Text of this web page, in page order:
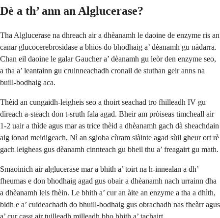
Dè a th’ ann an Alglucerase?
Tha Alglucerase na dhreach air a dhèanamh le daoine de enzyme ris an
canar glucocerebrosidase a bhios do bhodhaig a’ dèanamh gu nàdarra.
Chan eil daoine le galar Gaucher a’ dèanamh gu leòr den enzyme seo,
a tha a’ leantainn gu cruinneachadh cronail de stuthan geir anns na
buill-bodhaig aca.
Thèid an cungaidh-leigheis seo a thoirt seachad tro fhilleadh IV gu
dìreach a-steach don t-sruth fala agad. Bheir am pròiseas timcheall air
1-2 uair a thìde agus mar as trice thèid a dhèanamh gach dà sheachdain
aig ionad meidigeach. Nì an sgioba cùram slàinte agad sùil gheur ort rè
gach leigheas gus dèanamh cinnteach gu bheil thu a’ freagairt gu math.
Smaoinich air alglucerase mar a bhith a’ toirt na h-innealan a dh’
fheumas e don bhodhaig agad gus obair a dhèanamh nach urrainn dha
a dhèanamh leis fhèin. Le bhith a’ cur an àite an enzyme a tha a dhìth,
bidh e a’ cuideachadh do bhuill-bodhaig gus obrachadh nas fheàrr agus
a’ cur casg air tuilleadh milleadh bho bhith a’ tachairt.